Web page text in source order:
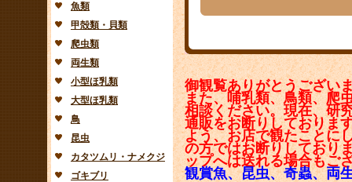
魚類
甲殻類・貝類
爬虫類
両生類
小型ほ乳類
大型ほ乳類
鳥
昆虫
カタツムリ・ナメクジ
ゴキブリ
御観覧ありがとうござい
また、哺乳類、鳥類、爬
相談ください。現在、研
通販をお断りしておりま
よう、お店で観たことに
の方ではお断りしており
ップへは送れる場合もご
観賞魚、昆虫、奇蟲、両